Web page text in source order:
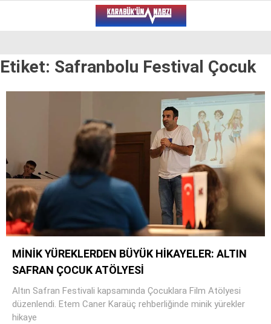
19.6
VİDEO YAZARLAR
GENEL
SPOR
SERVISLER
Etiket: Safranbolu Festival Çocuk
MİNİK YÜREKLERDEN BÜYÜK HİKAYELER: ALTIN
SAFRAN ÇOCUK ATÖLYESİ
Altın Safran Festivali kapsamında Çocuklara Film Atölyesi
düzenlendi. Etem Caner Karaüç rehberliğinde minik yürekler
hikaye